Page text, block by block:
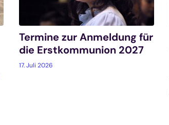
Termine zur Anmeldung für
die Erstkommunion 2027
17. Juli 2026